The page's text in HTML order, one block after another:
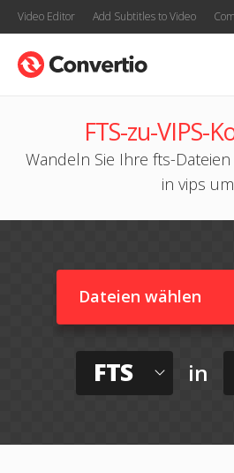
Video Editor Add Subtitles to Video
FTS-zu-VIPS-
Wandeln Sie Ihre fts-
in vips um
Dateien wählen
FTS in